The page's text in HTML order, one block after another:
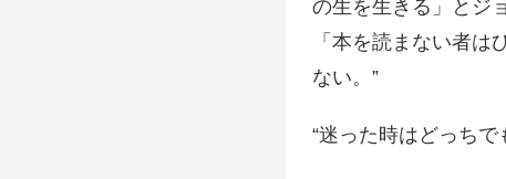
の生を生きる」とジ
「本を読まない者は
ない。”
“迷った時はどっちで